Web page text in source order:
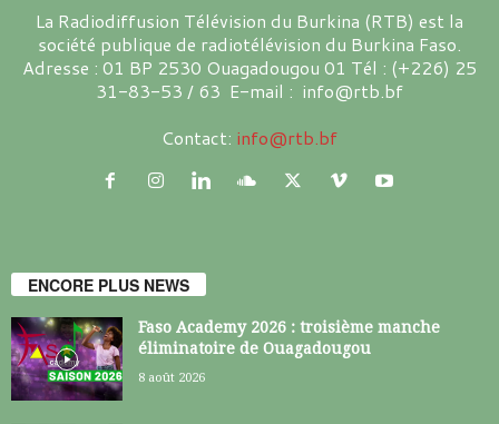
La Radiodiffusion Télévision du Burkina (RTB) est la
société publique de radiotélévision du Burkina Faso.
Adresse : 01 BP 2530 Ouagadougou 01 Tél : (+226) 25
31-83-53 / 63 E-mail : info@rtb.bf
Contact: info@rtb.bf
ENCORE PLUS NEWS
Faso Academy 2026 : troisième manche
éliminatoire de Ouagadougou
8 août 2026